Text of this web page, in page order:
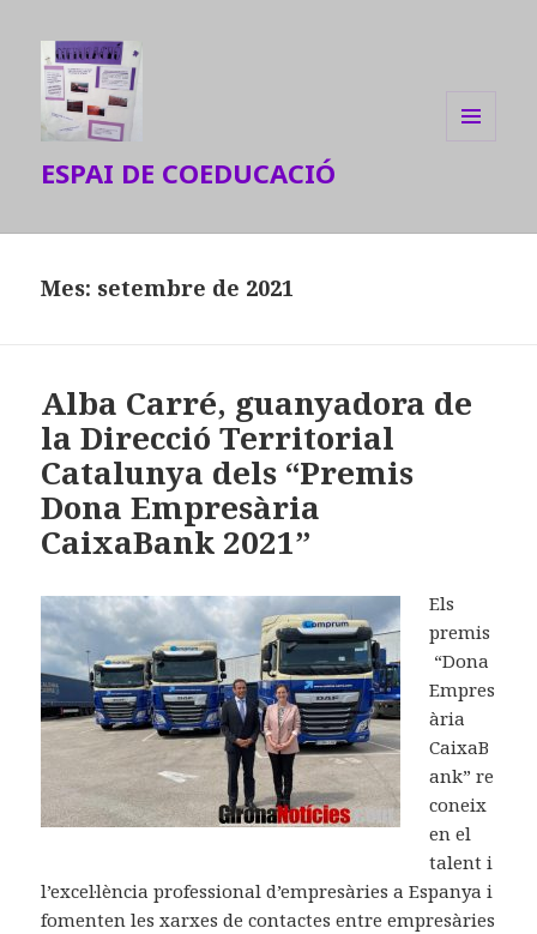
ESPAI DE COEDUCACIÓ
Mes: setembre de 2021
Alba Carré, guanyadora de
la Direcció Territorial
Catalunya dels “Premis
Dona Empresària
CaixaBank 2021”
Els
premis
“Dona
Empres
ària
CaixaB
ank” re
coneix
en el
talent i
l’excel·lència professional d’empresàries a Espanya i
fomenten les xarxes de contactes entre empresàries